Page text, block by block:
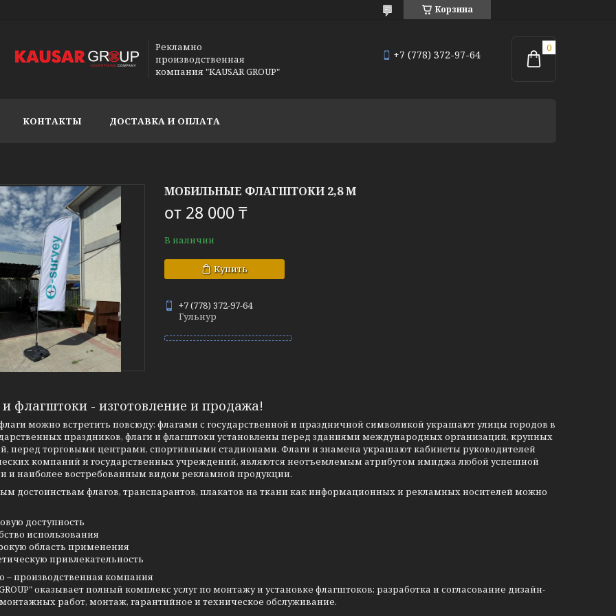
Корзина
Рекламно
производственная
компания "KAUSAR GROUP"
+7 (778) 372-97-64
КОНТАКТЫ ДОСТАВКА И ОПЛАТА
МОБИЛЬНЫЕ ФЛАГШТОКИ 2,8 М
от 28 000 ₸
В наличии
Купить
+7 (778) 372-97-64
Гульнур
флагштоки - изготовление и продажа!
можно встретить повсюду: флагами с государственной и праздничной символикой украшают улицы городов в
праздников, флаги и флагштоки установлены перед зданиями международных организаций, крупных
перед торговыми центрами, спортивными стадионами. Флаги и знамена украшают кабинеты руководителей
компаний и государственных учреждений, являются неотъемлемым атрибутом имиджа любой успешной
и наиболее востребованным видом рекламной продукции.
достоинствам флагов, транспарантов, плакатов на ткани как информационных и рекламных носителей можно
доступность
использования
область применения
привлекательность
– производственная компания
GROUP" оказывает полный комплекс услуг по монтажу и установке флагштоков: разработка и согласование дизайн-
работ, монтаж, гарантийное и техническое обслуживание.